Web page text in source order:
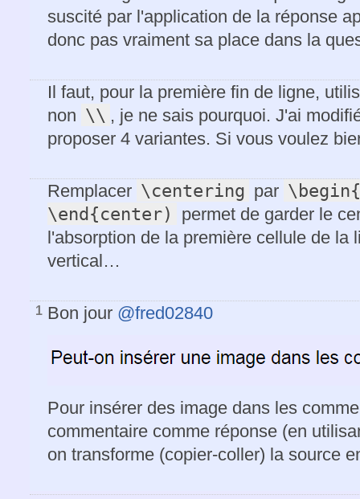
suscité par l'application de la réponse
donc pas vraiment sa place dans la
Il faut, pour la première fin de ligne,
non \\ , je ne sais pourquoi. J'ai
proposer 4 variantes. Si vous voulez
Remplacer \centering par
\end{center)
permet de garder le
l'absorption de la première cellule de la
vertical…
1 Bon jour @fred02840
Pour insérer des image dans les
commentaire comme réponse (en
on transforme (copier-coller) la source